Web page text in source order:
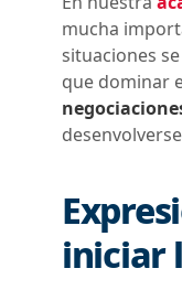
mucha
situaciones
que dominar
iniciar